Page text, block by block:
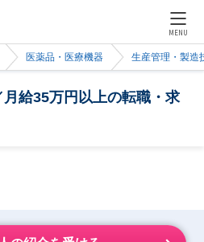
MENU
医薬品・医療機器 生産管理・製造
給35万円以上の転職・求